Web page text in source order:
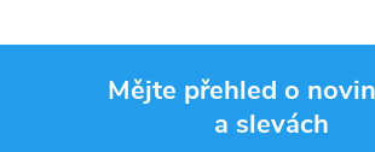
Mějte přehled o
a slevách